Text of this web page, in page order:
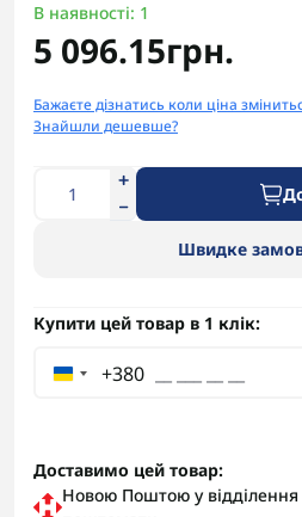
В наявності: 1
5 096.15грн.
Бажаєте дізнатись коли ціна
Знайшли дешевше?
Швидке
Купити цей товар в 1 клік:
+380
Доставимо цей товар:
Новою Поштою у відділення